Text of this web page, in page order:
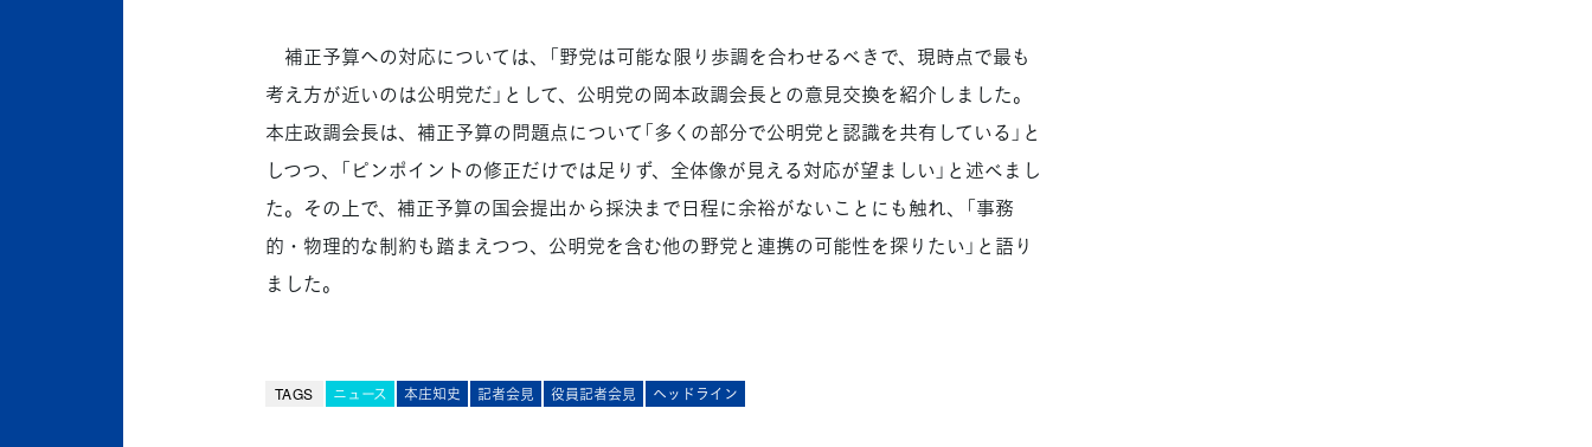
補正予算への対応については、「野党は可能な限り歩調を合わせるべきで、現時点で最も
考え方が近いのは公明党だ」として、公明党の岡本政調会長との意見交換を紹介しました。
本庄政調会長は、補正予算の問題点について「多くの部分で公明党と認識を共有している」と
しつつ、「ピンポイントの修正だけでは足りず、全体像が見える対応が望ましい」と述べまし
た。その上で、補正予算の国会提出から採決まで日程に余裕がないことにも触れ、「事務
的・物理的な制約も踏まえつつ、公明党を含む他の野党と連携の可能性を探りたい」と語り
ました。
TAGS ニュース 本庄知史 記者会見 役員記者会見 ヘッドライン